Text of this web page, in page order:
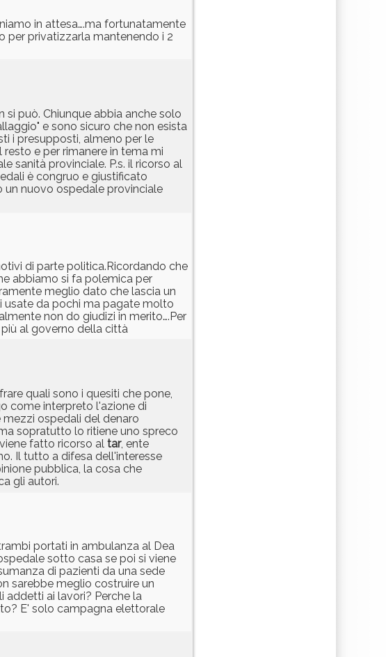
in attesa….ma fortunatamente
per privatizzarla mantenendo i 2
può. Chiunque abbia anche solo
e sono sicuro che non esista
i presupposti, almeno per le
e per rimanere in tema mi
sanità provinciale. P.s. il ricorso al
è congruo e giustificato
nuovo ospedale provinciale
di parte politica.Ricordando che
abbiamo si fa polemica per
meglio dato che lascia un
usate da pochi ma pagate molto
non do giudizi in merito….Per
al governo della città
quali sono i quesiti che pone,
come interpreto l'azione di
ospedali del denaro
sopratutto lo ritiene uno spreco
fatto ricorso al tar, ente
Il tutto a difesa dell'interesse
pubblica, la cosa che
gli autori.
portati in ambulanza al Dea
sotto casa se poi si viene
di pazienti da una sede
sarebbe meglio costruire un
addetti ai lavori? Perche la
E' solo campagna elettorale